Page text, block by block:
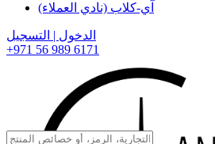
آي-كلاب (نادي العملاء)
الدخول | التسجيل
+971 56 989 6171